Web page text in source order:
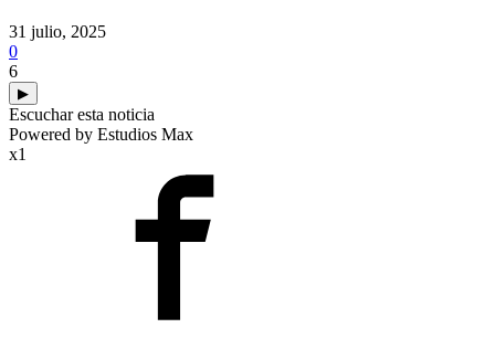
31 julio, 2025
0
6
▶
Escuchar esta noticia
Powered by Estudios Max
x1